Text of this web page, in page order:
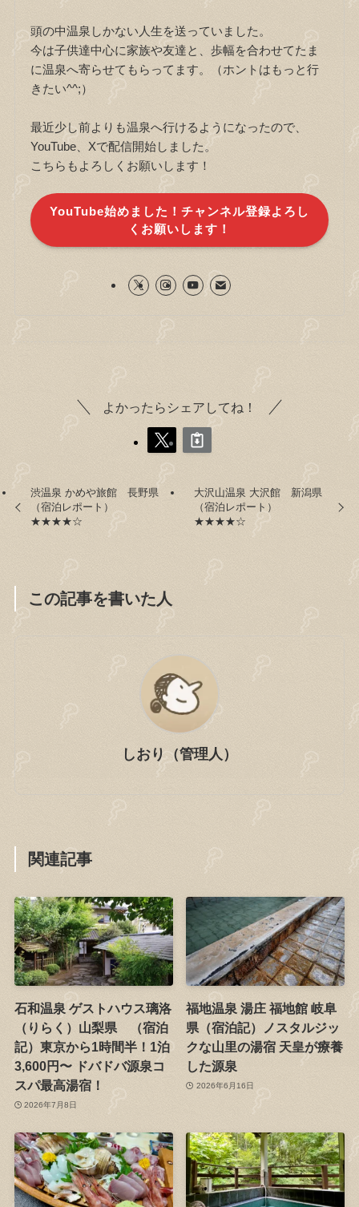
頭の中温泉しかない人生を送っていました。
今は子供達中心に家族や友達と、歩幅を合わせてたま
に温泉へ寄らせてもらってます。（ホントはもっと行
きたい^^;）
最近少し前よりも温泉へ行けるようになったので、
YouTube、Xで配信開始しました。
こちらもよろしくお願いします！
YouTube始めました！チャンネル登録よろし
くお願いします！
よかったらシェアしてね！
渋温泉 かめや旅館 長野県
（宿泊レポート）
★★★★☆
大沢山温泉 大沢館 新潟県
（宿泊レポート）
★★★★☆
この記事を書いた人
しおり（管理人）
関連記事
石和温泉 ゲストハウス璃洛
（りらく）山梨県 （宿泊
記）東京から1時間半！1泊
3,600円〜 ドバドバ源泉コ
スパ最高湯宿！
2026年7月8日
福地温泉 湯庄 福地館 岐阜
県（宿泊記）ノスタルジッ
クな山里の湯宿 天皇が療養
した源泉
2026年6月16日